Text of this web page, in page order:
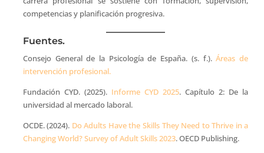
competencias y planificación progresiva.
Fuentes.
Consejo General de la Psicología de España. (s. f.).Áreas de
intervención profesional.
Fundación CYD. (2025). Informe CYD 2025. Capítulo 2: De la
universidad al mercado laboral.
OCDE. (2024). Do Adults Have the Skills They Need to Thrive in a
Changing World? Survey of Adult Skills 2023. OECD Publishing.